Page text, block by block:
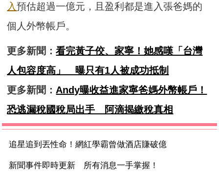
入預估超過一億元，且盈利都是進入張爸媽的
個人外幣帳戶。
更多新聞：看完黃子佼、家寧！她感嘆「台灣
人包容度高」 曝只有1人被成功抵制
更多新聞： Andy曝收益進家寧爸媽外幣帳戶！
恐逃漏稅國稅局出手 阿滴揭繳稅真相
追星追到丟性命！網紅學霸曾做酒店賺破億
新聞事件即時更新 所有消息一手掌握！